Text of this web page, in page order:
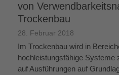
von
Trockenbau
28. Februar 2018
Im Trockenbau wird in
hochleistungsfähige
auf Ausführungen auf